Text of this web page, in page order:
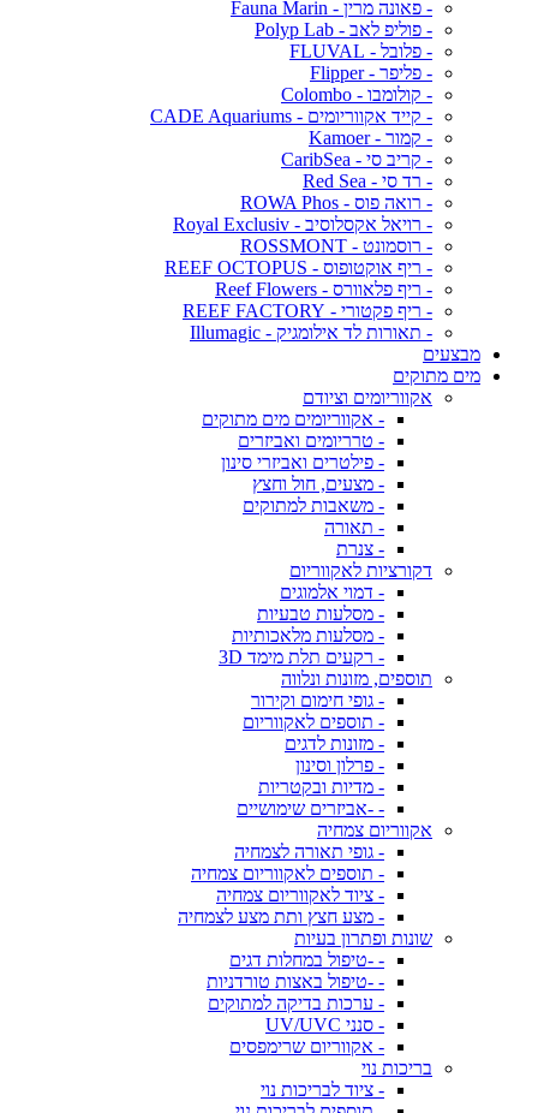
- פאונה מרין - Fauna Marin
- פוליפ לאב - Polyp Lab
- פלובל - FLUVAL
- פליפר - Flipper
- קולומבו - Colombo
- קייד אקווריומים - CADE Aquariums
- קמור - Kamoer
- קריב סי - CaribSea
- רד סי - Red Sea
- רואה פוס - ROWA Phos
- רויאל אקסלוסיב - Royal Exclusiv
- רוסמונט - ROSSMONT
- ריף אוקטופוס - REEF OCTOPUS
- ריף פלאוורס - Reef Flowers
- ריף פקטורי - REEF FACTORY
- תאורות לד אילומגיק - Illumagic
מבצעים
מים מתוקים
אקווריומים וציודם
- אקווריומים מים מתוקים
- טרריומים ואביזרים
- פילטרים ואביזרי סינון
- מצעים, חול וחצץ
- משאבות למתוקים
- תאורה
- צנרת
דקורציות לאקווריום
- דמוי אלמוגים
- מסלעות טבעיות
- מסלעות מלאכותיות
- רקעים תלת מימד 3D
תוספים, מזונות ונלווה
- גופי חימום וקירור
- תוספים לאקווריום
- מזונות לדגים
- פרלון וסינון
- מדיות ובקטריות
- -אביזרים שימושיים
אקווריום צמחיה
- גופי תאורה לצמחיה
- תוספים לאקווריום צמחיה
- ציוד לאקווריום צמחיה
- מצע חצץ ותת מצע לצמחיה
שונות ופתרון בעיות
- -טיפול במחלות דגים
- -טיפול באצות טורדניות
- ערכות בדיקה למתוקים
- סנני UV/UVC
- אקווריום שרימפסים
בריכות נוי
- ציוד לבריכות נוי